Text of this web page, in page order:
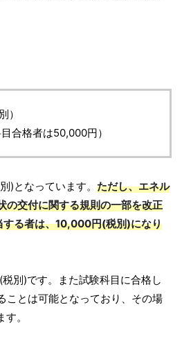
）
合格者は50,000円）
)となっています。 ただし、エネル
の交付に関する規則の一部を改正
する者は、10,000円(税別)になり
別)です。また試験科目に合格し
ことは可能となっており、その場
。